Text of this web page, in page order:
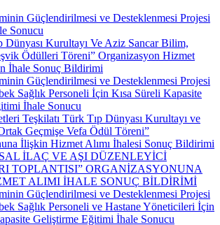
Güçlendirilmesi ve Desteklenmesi Projesi
Sonucu
Dünyası Kurultayı Ve Aziz Sancar Bilim,
Ödülleri Töreni” Organizasyon Hizmet
İhale Sonuç Bildirimi
Güçlendirilmesi ve Desteklenmesi Projesi
Sağlık Personeli İçin Kısa Süreli Kapasite
İhale Sonucu
Teşkilatı Türk Tıp Dünyası Kurultayı ve
Geçmişe Vefa Ödül Töreni”
İlişkin Hizmet Alımı İhalesi Sonuç Bildirimi
İLAÇ VE AŞI DÜZENLEYİCİ
TOPLANTISI” ORGANİZASYONUNA
ALIMI İHALE SONUÇ BİLDİRİMİ
Güçlendirilmesi ve Desteklenmesi Projesi
Sağlık Personeli ve Hastane Yöneticileri İçin
Geliştirme Eğitimi İhale Sonucu